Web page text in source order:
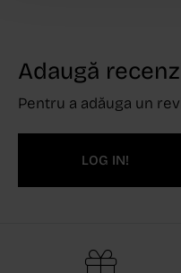
Adaugă
Pentru a adăuga un
LOG IN!